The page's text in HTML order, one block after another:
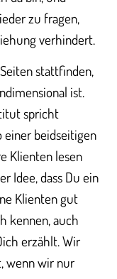
zu fragen,
verhindert.
stattfinden,
ist.
spricht
einer beidseitigen
Klienten lesen
Idee, dass Du ein
Klienten gut
kennen, auch
erzählt. Wir
wenn wir nur